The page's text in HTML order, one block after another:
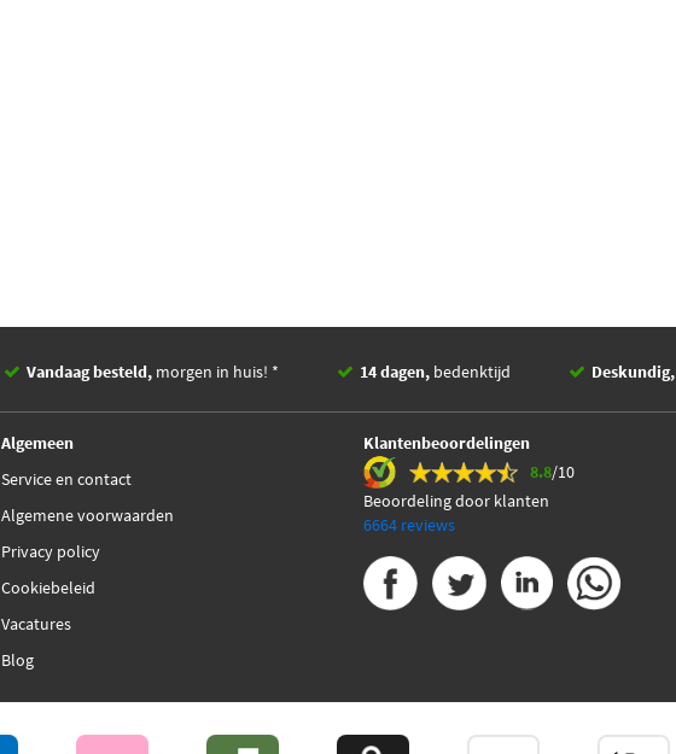
Vandaag besteld, morgen in huis! * 14 dagen, bedenktijd Deskundig,
Algemeen
Service en contact
Algemene voorwaarden
Privacy policy
Cookiebeleid
Vacatures
Blog
Klantenbeoordelingen
8.8/10
Beoordeling door klanten
6664 reviews